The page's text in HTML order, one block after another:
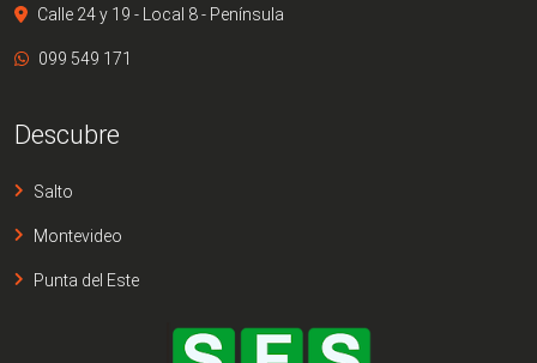
Calle 24 y 19 - Local 8 - Península
099 549 171
Descubre
Salto
Montevideo
Punta del Este